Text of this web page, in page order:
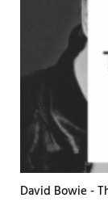
David Bowie -